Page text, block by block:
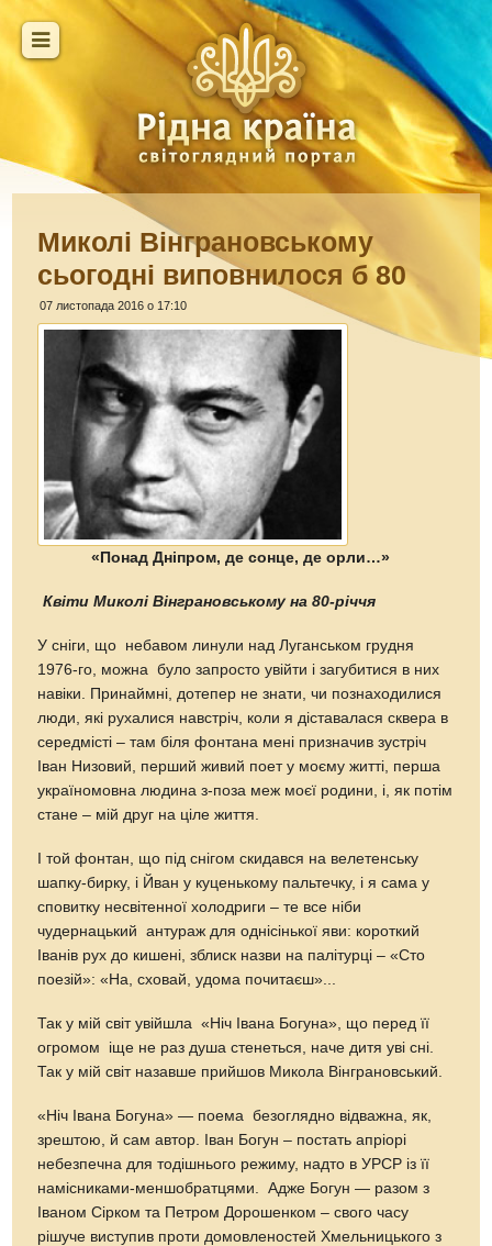
Миколі Вінграновському
сьогодні виповнилося б 80
07 листопада 2016 о 17:10
«Понад Дніпром, де сонце, де орли…»
Квіти Миколі Вінграновському на 80-річчя
У сніги, що небавом линули над Луганськом грудня
1976-го, можна було запросто увійти і загубитися в них
навіки. Принаймні, дотепер не знати, чи познаходилися
люди, які рухалися навстріч, коли я діставалася сквера в
середмісті – там біля фонтана мені призначив зустріч
Іван Низовий, перший живий поет у моєму житті, перша
україномовна людина з-поза меж моєї родини, і, як потім
стане – мій друг на ціле життя.
І той фонтан, що під снігом скидався на велетенську
шапку-бирку, і Йван у куценькому пальтечку, і я сама у
сповитку несвітенної холодриги – те все ніби
чудернацький антураж для однісінької яви: короткий
Іванів рух до кишені, зблиск назви на палітурці – «Сто
поезій»: «На, сховай, удома почитаєш»...
Так у мій світ увійшла «Ніч Івана Богуна», що перед її
огромом іще не раз душа стенеться, наче дитя уві сні.
Так у мій світ назавше прийшов Микола Вінграновський.
«Ніч Івана Богуна» — поема безоглядно відважна, як,
зрештою, й сам автор. Іван Богун – постать апріорі
небезпечна для тодішнього режиму, надто в УРСР із її
намісниками-меншобратцями. Адже Богун — разом з
Іваном Сірком та Петром Дорошенком – свого часу
рішуче виступив проти домовленостей Хмельницького з